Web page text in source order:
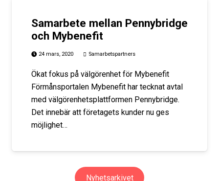
Samarbete mellan Pennybridge
och Mybenefit
24 mars, 2020 Samarbetspartners
Ökat fokus på välgörenhet för Mybenefit
Förmånsportalen Mybenefit har tecknat avtal
med välgörenhetsplattformen Pennybridge.
Det innebär att företagets kunder nu ges
möjlighet…
Nyhetsarkivet